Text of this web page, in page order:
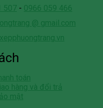
507 - 0966 059 466
@ gmail.com
toán
hàng và đổi trả
mật